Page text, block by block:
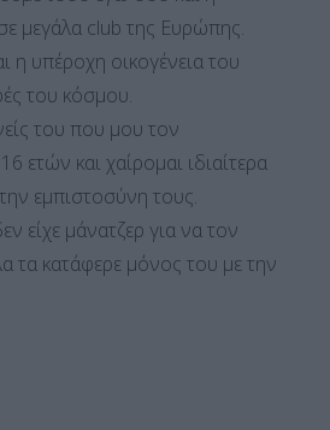
μεγάλα club της Ευρώπης.
η υπέροχη οικογένεια του
του κόσμου.
του που μου τον
ετών και χαίρομαι ιδιαίτερα
εμπιστοσύνη τους.
είχε μάνατζερ για να τον
τα κατάφερε μόνος του με την